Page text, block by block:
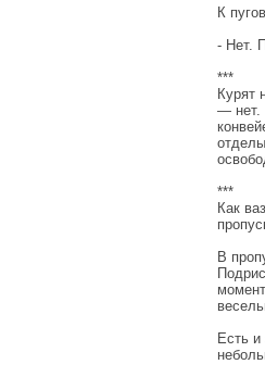
К
- Нет.
***
Курят
— нет.
***
Как
В
Есть